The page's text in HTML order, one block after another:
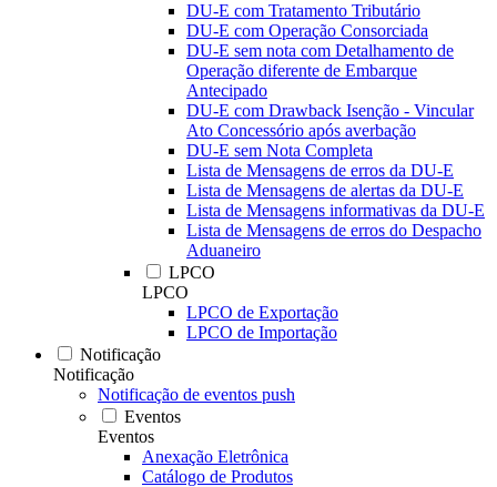
DU-E com Tratamento Tributário
DU-E com Operação Consorciada
DU-E sem nota com Detalhamento de
Operação diferente de Embarque
Antecipado
DU-E com Drawback Isenção - Vincular
Ato Concessório após averbação
DU-E sem Nota Completa
Lista de Mensagens de erros da DU-E
Lista de Mensagens de alertas da DU-E
Lista de Mensagens informativas da DU-E
Lista de Mensagens de erros do Despacho
Aduaneiro
LPCO
LPCO
LPCO de Exportação
LPCO de Importação
Notificação
Notificação
Notificação de eventos push
Eventos
Eventos
Anexação Eletrônica
Catálogo de Produtos